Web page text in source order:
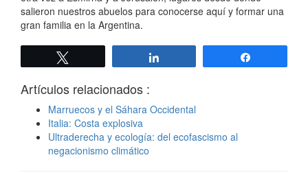
salieron nuestros abuelos para conocerse aquí y formar una
gran familia en la Argentina.
Artículos relacionados :
Marruecos y el Sáhara Occidental
Italia: Costa explosiva
Ultraderecha y ecología: del ecofascismo al
negacionismo climático